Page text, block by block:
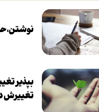
نوشتن،
بپذير
تغييرش